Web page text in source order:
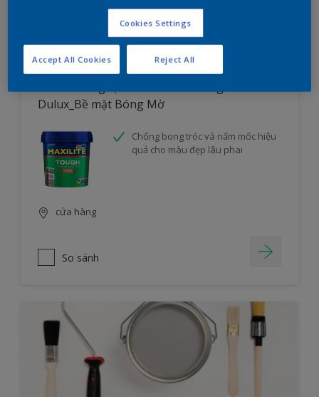
Dulux_Bề mặt Bóng Mờ
Chống bong tróc và nấm mốc hiệu
quả cho màu đẹp lâu phai
cửa hàng
So sánh
Cookies Settings
Reject All
Accept All Cookies